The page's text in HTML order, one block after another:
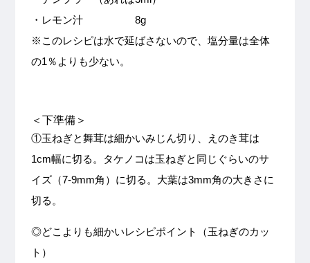
・レモン汁 8g
※このレシピは水で延ばさないので、塩分量は全体
の1％よりも少ない。
＜下準備＞
①玉ねぎと舞茸は細かいみじん切り、えのき茸は
1cm幅に切る。タケノコは玉ねぎと同じぐらいのサ
イズ（7-9mm角）に切る。大葉は3mm角の大きさに
切る。
◎どこよりも細かいレシピポイント（玉ねぎのカッ
ト）